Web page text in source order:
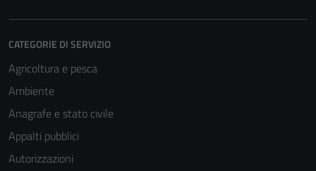
CATEGORIE DI SERVIZIO
Agricoltura e pesca
Ambiente
Anagrafe e stato civile
Appalti pubblici
Autorizzazioni